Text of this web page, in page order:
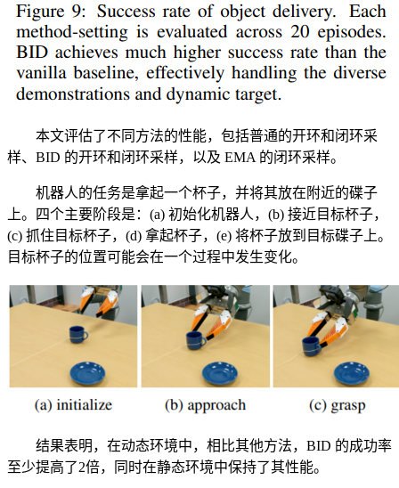
本文评估了不同方法的性能，包括普通的开环和闭环采
样、BID 的开环和闭环采样，以及 EMA 的闭环采样。
机器人的任务是拿起一个杯子，并将其放在附近的碟子
上。四个主要阶段是：(a) 初始化机器人，(b) 接近目标杯子，
(c) 抓住目标杯子，(d) 拿起杯子，(e) 将杯子放到目标碟子上。
目标杯子的位置可能会在一个过程中发生变化。
结果表明，在动态环境中，相比其他方法，BID 的成功率
至少提高了2倍，同时在静态环境中保持了其性能。